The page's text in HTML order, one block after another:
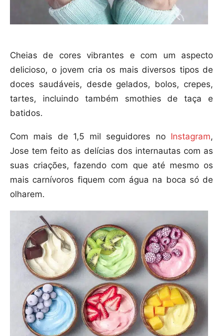
Cheias de cores vibrantes e com um aspecto
delicioso, o jovem cria os mais diversos tipos de
doces saudáveis, desde gelados, bolos, crepes,
tartes, incluindo também smothies de taça e
batidos.
Com mais de 1,5 mil seguidores no Instagram,
Jose tem feito as delícias dos internautas com as
suas criações, fazendo com que até mesmo os
mais carnívoros fiquem com água na boca só de
olharem.